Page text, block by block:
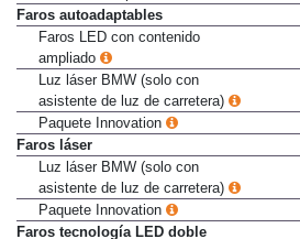
Acabado M Sport
Faros autoadaptables
Faros LED con contenido
ampliado
Luz láser BMW (solo con
asistente de luz de carretera)
Paquete Innovation
Faros láser
Luz láser BMW (solo con
asistente de luz de carretera)
Paquete Innovation